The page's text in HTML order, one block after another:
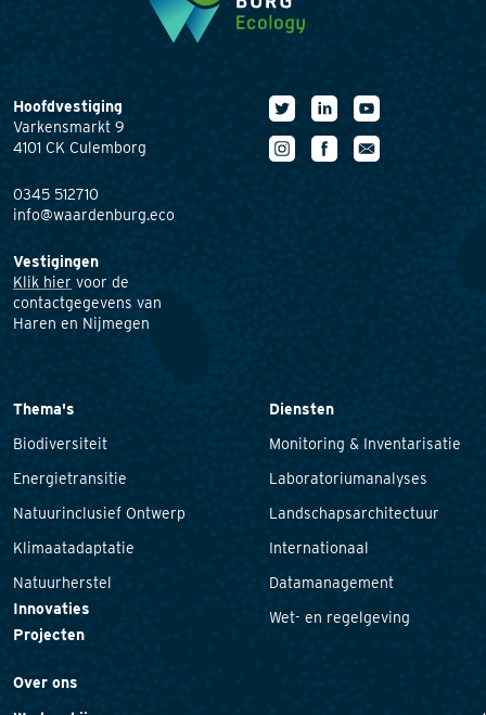
Hoofdvestiging
Varkensmarkt 9
4101 CK Culemborg
0345 512710
info@waardenburg.eco
Vestigingen
Klik hier voor de
contactgegevens van
Haren en Nijmegen
Thema's
Biodiversiteit
Energietransitie
Natuurinclusief Ontwerp
Klimaatadaptatie
Natuurherstel
Innovaties
Projecten
Diensten
Monitoring & Inventarisatie
Laboratoriumanalyses
Landschapsarchitectuur
Internationaal
Datamanagement
Wet- en regelgeving
Over ons